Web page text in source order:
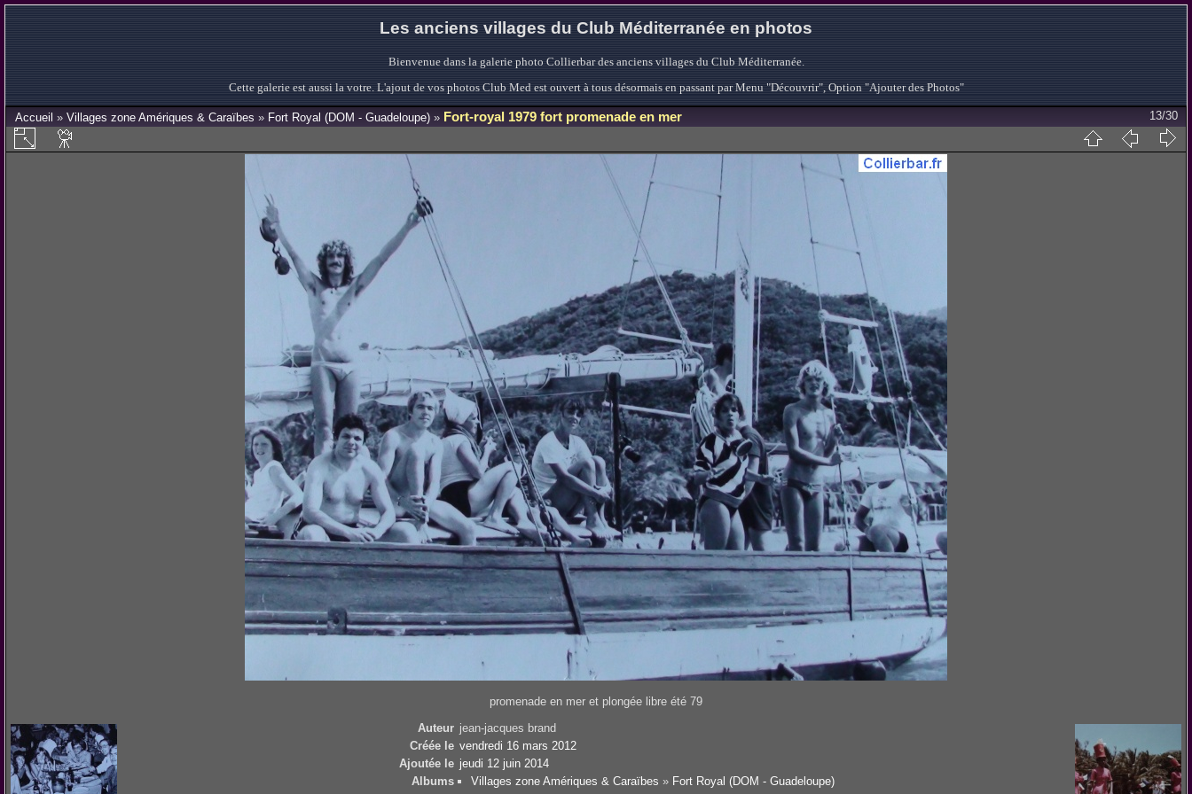
Les anciens villages du Club Méditerranée en photos
Bienvenue dans la galerie photo Collierbar des anciens villages du Club Méditerranée.
Cette galerie est aussi la votre. L'ajout de vos photos Club Med est ouvert à tous désormais en passant par Menu "Découvrir", Option "Ajouter des Photos"
Accueil » Villages zone Amériques & Caraïbes » Fort Royal (DOM - Guadeloupe) » Fort-royal 1979 fort promenade en mer 13/30
promenade en mer et plongée libre été 79
Auteur jean-jacques brand
Créée le vendredi 16 mars 2012
Ajoutée le jeudi 12 juin 2014
Albums
Villages zone Amériques & Caraïbes » Fort Royal (DOM - Guadeloupe)